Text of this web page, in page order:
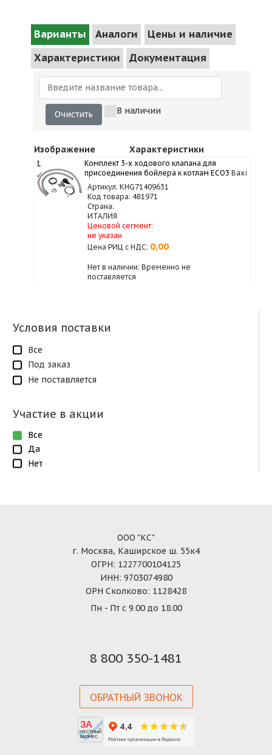
Условия поставки
Все
Под заказ
Не поставляется
Участие в акции
Все
Да
Нет
Варианты Аналоги
Цены и наличие
Характеристики
Документация
Очистить В наличии
Изображение
Характеристики
1
✓
Комплект 3-х ходового клапана для
присоединения бойлера к котлам ECO3 Baxi
Артикул: KHG71409631
Код товара: 481971
Страна:
ИТАЛИЯ
Ценовой сегмент:
не указан
Цена РИЦ с НДС: 0,00
Нет в наличии: Временно не
поставляется
ООО "КС"
г. Москва, Каширское ш. 55к4
ОГРН: 1227700104125
ИНН: 9703074980
ОРН Сколково: 1128428
Пн - Пт с 9.00 до 18.00
8 800 350-1481
ОБРАТНЫЙ ЗВОНОК
ЗА
ЧЕСТНЫЙ
БИЗНЕС